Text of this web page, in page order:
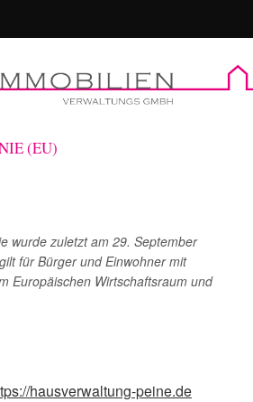
(EU)
wurde zuletzt am 29. September
für Bürger und Einwohner mit
Europäischen Wirtschaftsraum und
hausverwaltung-peine.de